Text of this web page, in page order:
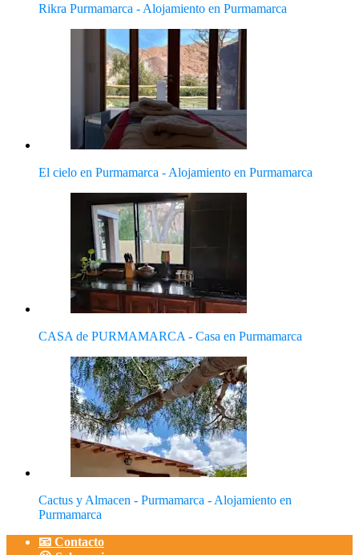
Rikra Purmamarca - Alojamiento en Purmamarca
El cielo en Purmamarca - Alojamiento en Purmamarca
CASA de PURMAMARCA - Casa en Purmamarca
Cactus y Almacen - Purmamarca - Alojamiento en
Purmamarca
📧 Contacto